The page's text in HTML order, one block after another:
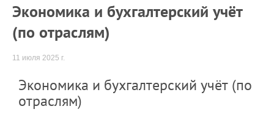
Экономика и бухгалтерский учёт
(по отраслям)
11 июля 2025 г.
Экономика и бухгалтерский учёт (по
отраслям)